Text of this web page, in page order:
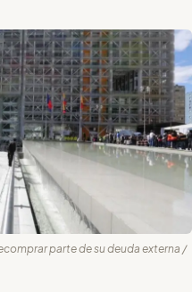
parte de su deuda externa /